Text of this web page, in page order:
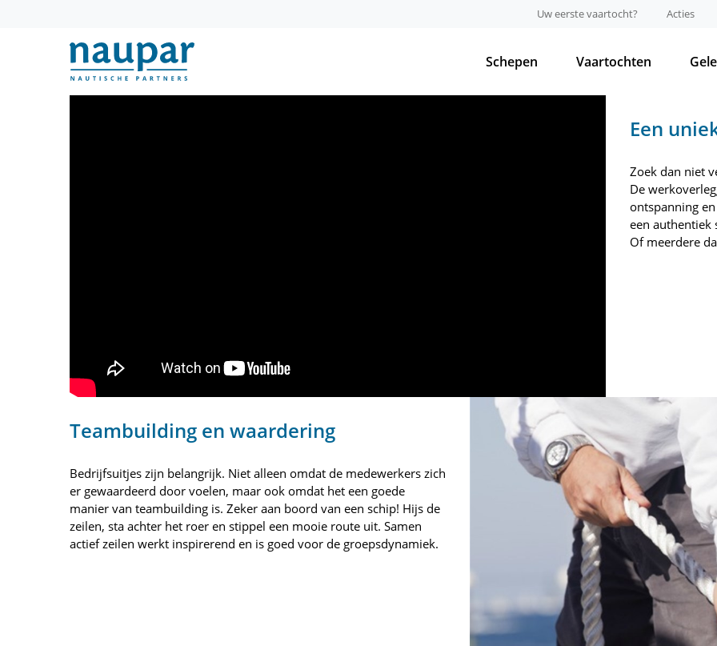
Uw eerste vaartocht? Acties
Schepen Vaartochten
Een
Zoek dan niet
De
ontspanning
een authentiek
Of meerdere
Teambuilding en waardering
Bedrijfsuitjes zijn belangrijk. Niet alleen omdat de medewerkers zich
er gewaardeerd door voelen, maar ook omdat het een goede
manier van teambuilding is. Zeker aan boord van een schip! Hijs de
zeilen, sta achter het roer en stippel een mooie route uit. Samen
actief zeilen werkt inspirerend en is goed voor de groepsdynamiek.